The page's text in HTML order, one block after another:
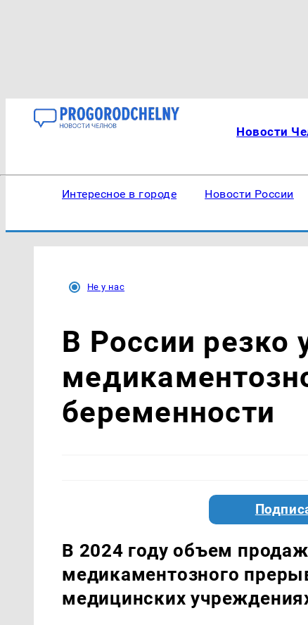
Новости
Интересное в городе Новости России
Не у нас
В России резко
беременности
В 2024 году объем
медикаментозного
медицинских